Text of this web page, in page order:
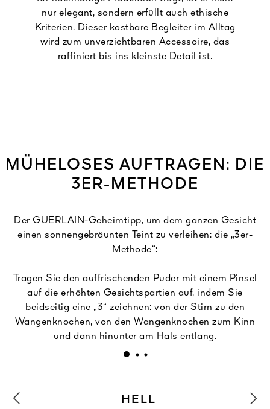
nur elegant, sondern erfüllt auch ethische
Kriterien. Dieser kostbare Begleiter im Alltag
wird zum unverzichtbaren Accessoire, das
raffiniert bis ins kleinste Detail ist.
MÜHELOSES AUFTRAGEN: DIE
3ER-METHODE
Der GUERLAIN-Geheimtipp, um dem ganzen Gesicht
einen sonnengebräunten Teint zu verleihen: die „3er-
Methode“:
Tragen Sie den auffrischenden Puder mit einem Pinsel
auf die erhöhten Gesichtspartien auf, indem Sie
beidseitig eine „3“ zeichnen: von der Stirn zu den
Wangenknochen, von den Wangenknochen zum Kinn
und dann hinunter am Hals entlang.
HELL